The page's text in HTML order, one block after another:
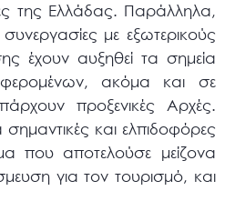
της Ελλάδας. Παράλληλα,
με εξωτερικούς
έχουν αυξηθεί τα σημεία
ακόμα και σε
προξενικές Αρχές.
σημαντικές και ελπιδοφόρες
που αποτελούσε μείζονα
για τον τουρισμό, και